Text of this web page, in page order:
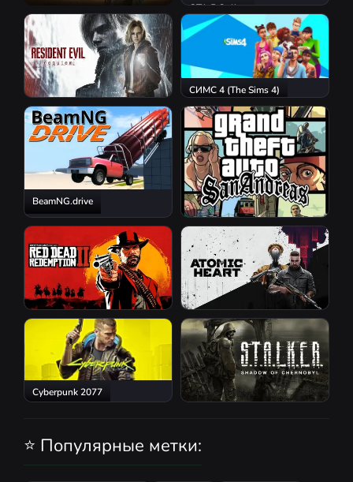
S.T.A.L.K.E.R. 2: Heart of
Chornobyl
GTA 5 Online
Resident Evil Requiem
СИМС 4 (The Sims 4)
BeamNG.drive
GTA San Andreas
Red Dead Redemption 2 Atomic Heart
Cyberpunk 2077
⭐ Популярные метки: